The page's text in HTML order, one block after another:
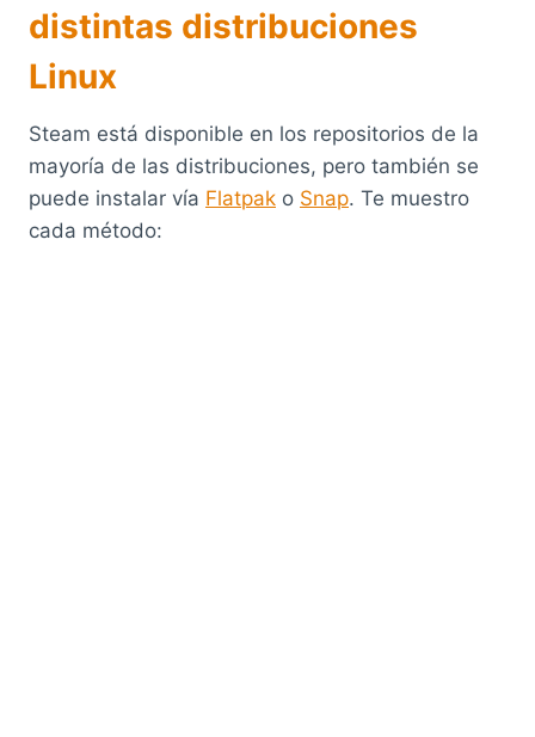
distintas distribuciones
Linux
Steam está disponible en los repositorios de la
mayoría de las distribuciones, pero también se
puede instalar vía Flatpak o Snap. Te muestro
cada método: